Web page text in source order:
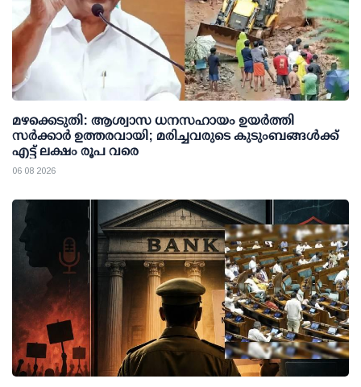
മഴക്കെടുതി: ആശ്വാസ ധനസഹായം ഉയര്‍ത്തി
സര്‍ക്കാര്‍ ഉത്തരവായി; മരിച്ചവരുടെ കുടുംബങ്ങള്‍ക്ക്
എട്ട് ലക്ഷം രൂപ വരെ
06 08 2026